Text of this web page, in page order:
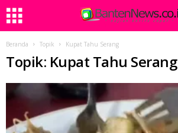
Beranda Topik Kupat Tahu Serang
Topik: Kupat Tahu Serang